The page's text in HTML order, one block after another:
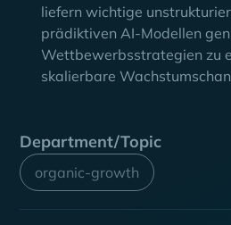
Department/Topic
organic-growth
liefern wichtige
prädiktiven AI-Modellen
Wettbewerbsstrategien zu
skalierbare